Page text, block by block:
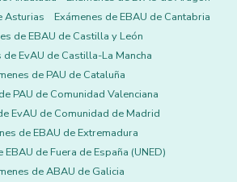
Asturias
Exámenes de EBAU de Cantabria
de EBAU de Castilla y León
de EvAU de Castilla-La Mancha
de PAU de Cataluña
PAU de Comunidad Valenciana
EvAU de Comunidad de Madrid
de EBAU de Extremadura
EBAU de Fuera de España (UNED)
de ABAU de Galicia